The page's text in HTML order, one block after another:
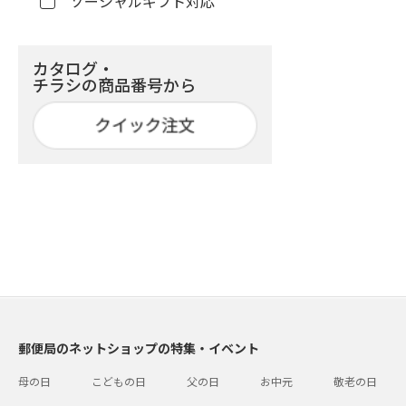
カタログ・
チラシの商品番号から
郵便局のネットショップの特集・イベント
母の日 こどもの日 父の日 お中元 敬老の日